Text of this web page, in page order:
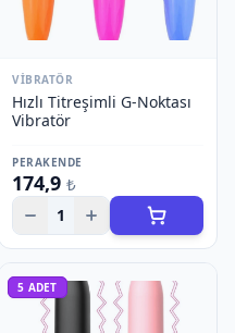
VIBRATÖR
Hızlı Titreşimli G-Noktası
Vibratör
PERAKENDE
174,9 ₺
1
5 ADET